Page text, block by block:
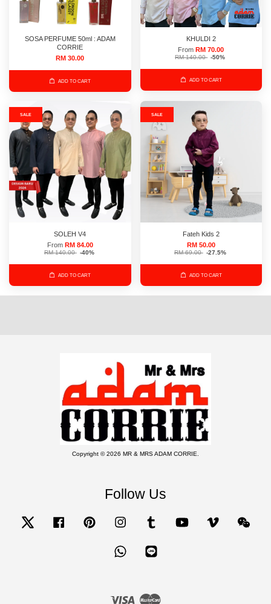
SOSA PERFUME 50ml : ADAM
CORRIE
RM 30.00
ADD TO CART
KHULDI 2
From RM 70.00
RM 140.00 -50%
ADD TO CART
SALE
SOLEH V4
From RM 84.00
RM 140.00 -40%
ADD TO CART
SALE
Fateh Kids 2
RM 50.00
RM 69.00 -27.5%
ADD TO CART
Copyright © 2026 MR & MRS ADAM CORRIE.
Follow Us
Twitter Facebook Pinterest Instagram Tumblr YouTube Vimeo
Whatsapp
Visa